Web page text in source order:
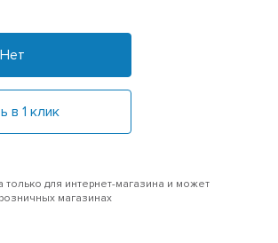
Нет
в 1 клик
только для интернет-магазина и может
магазинах